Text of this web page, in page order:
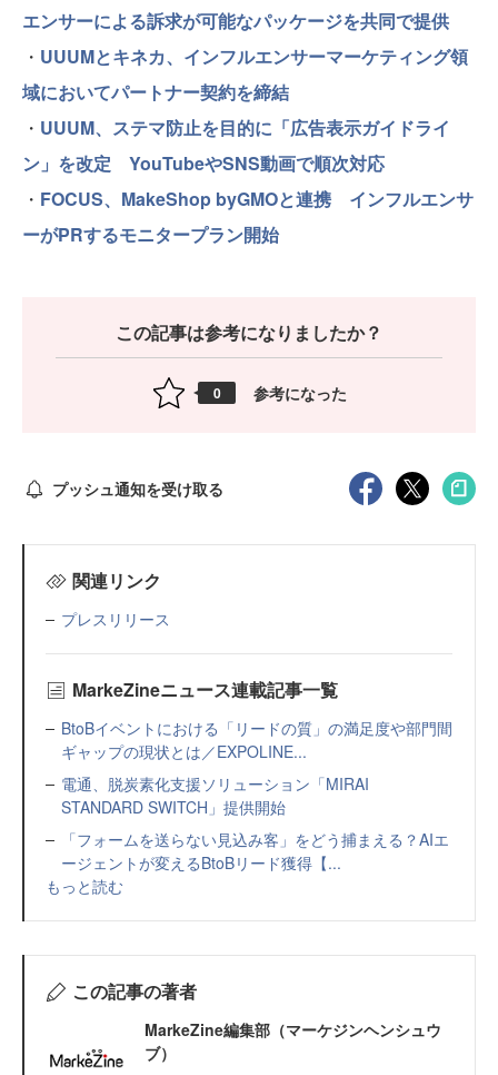
エンサーによる訴求が可能なパッケージを共同で提供
・ UUUMとキネカ、インフルエンサーマーケティング領
域においてパートナー契約を締結
・ UUUM、ステマ防止を目的に「広告表示ガイドライ
ン」を改定 YouTubeやSNS動画で順次対応
・ FOCUS、MakeShop byGMOと連携 インフルエンサ
ーがPRするモニタープラン開始
この記事は参考になりましたか？
0 参考になった
プッシュ通知を受け取る
関連リンク
プレスリリース
MarkeZineニュース連載記事一覧
BtoBイベントにおける「リードの質」の満足度や部門間
ギャップの現状とは／EXPOLINE...
電通、脱炭素化支援ソリューション「MIRAI
STANDARD SWITCH」提供開始
「フォームを送らない見込み客」をどう捕まえる？AIエ
ージェントが変えるBtoBリード獲得【...
もっと読む
この記事の著者
MarkeZine編集部（マーケジンヘンシュウ
ブ）